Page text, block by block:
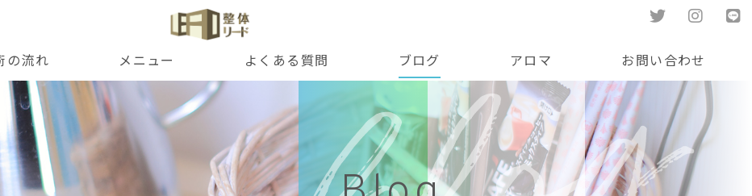
の流れ メニュー よくある質問 ブログ アロマ お問い合わせ